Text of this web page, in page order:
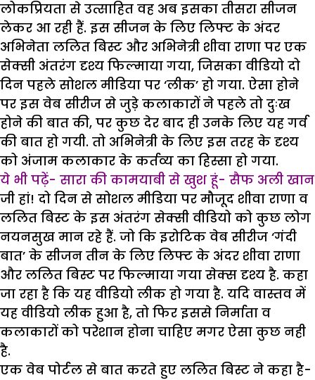
लोकप्रियता से उत्साहित वह अब इसका तीसरा सीजन
लेकर आ रही हैं. इस सीजन के लिए लिफ्ट के अंदर
अभिनेता ललित बिस्ट और अभिनेत्री शीवा राणा पर एक
सेक्सी अंतरंग दृश्य फिल्माया गया, जिसका वीडियो दो
दिन पहले सोशल मीडिया पर ‘लीक’ हो गया. ऐसा होने
पर इस वेब सीरीज से जुड़े कलाकारों ने पहले तो दुःख
होने की बात की, पर कुछ देर बाद ही उनके लिए यह गर्व
की बात हो गयी. तो अभिनेत्री के लिए इस तरह के दृश्य
को अंजाम कलाकार के कर्तव्य का हिस्सा हो गया.
ये भी पढ़ें- सारा की कामयाबी से खुश हूं- सैफ अली खान
जी हां! दो दिन से सोशल मीडिया पर मौजूद शीवा राणा व
ललित बिस्ट के इस अंतरंग सेक्सी वीडियो को कुछ लोग
नयनसुख मान रहे हैं. जो कि इरोटिक वेब सीरीज ‘गंदी
बात’ के सीजन तीन के लिए लिफ्ट के अंदर शीवा राणा
और ललित बिस्ट पर फिल्माया गया सेक्स दृश्य है. कहा
जा रहा है कि यह वीडियो लीक हो गया है. यदि वास्तव में
यह वीडियो लीक हुआ है, तो फिर इससे निर्माता व
कलाकारों को परेशान होना चाहिए मगर ऐसा कुछ नही
है.
एक वेब पोर्टल से बात करते हुए ललित बिस्ट ने कहा है-